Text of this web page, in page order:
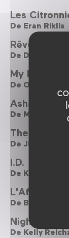
Les
De Eran Riklis
Rêves d'or
De Diego
My
De Onir
Asham : a
De Maggie
The World
De Jia Zhangke
I.D.
De Kamal K.M
L'Affaire 18/
De Balaji
Night Moves
De Kelly